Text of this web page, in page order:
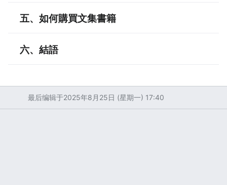
五、如何購買文集書籍
六、結語
最后编辑于2025年8月25日 (星期一) 17:40